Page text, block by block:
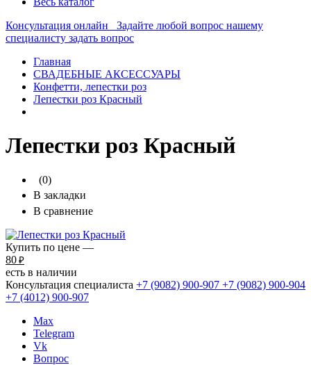
Консультация онлайн
Задайте любой вопрос нашему
специалисту задать вопрос
Главная
СВАДЕБНЫЕ АКСЕССУАРЫ
Конфетти, лепестки роз
Лепестки роз Красный
Лепестки роз Красный
(0)
В закладки
В сравнение
Купить по цене —
80 ₽
есть в наличии
Консультация специалиста +7 (9082) 900-907 +7 (9082) 900-904
+7 (4012) 900-907
Max
Telegram
Vk
Вопрос